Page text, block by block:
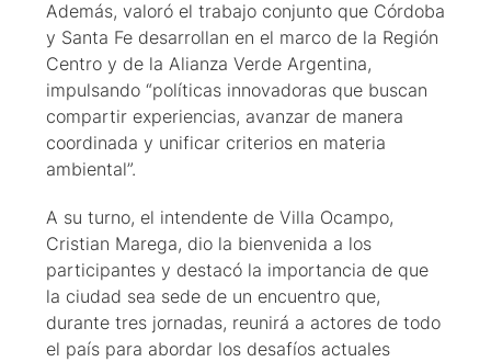
Además, valoró el trabajo conjunto que Córdoba
y Santa Fe desarrollan en el marco de la Región
Centro y de la Alianza Verde Argentina,
impulsando “políticas innovadoras que buscan
compartir experiencias, avanzar de manera
coordinada y unificar criterios en materia
ambiental”.
A su turno, el intendente de Villa Ocampo,
Cristian Marega, dio la bienvenida a los
participantes y destacó la importancia de que
la ciudad sea sede de un encuentro que,
durante tres jornadas, reunirá a actores de todo
el país para abordar los desafíos actuales